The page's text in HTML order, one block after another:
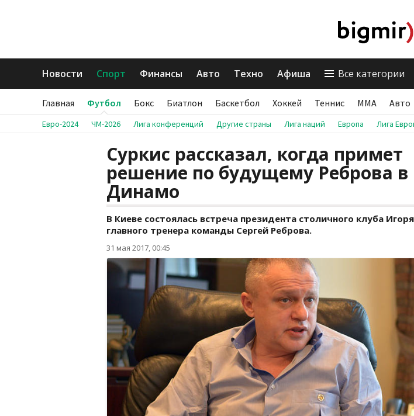
Новости Спорт Финансы Авто Техно Афиша Все категории
Главная Футбол Бокс Биатлон Баскетбол Хоккей Теннис ММА Авто
Евро-2024 ЧМ-2026 Лига конференций Другие страны Лига наций Европа Лига
Суркис рассказал, когда примет
решение по будущему Реброва в
Динамо
В Киеве состоялась встреча президента столичного клуба
главного тренера команды Сергей Реброва.
31 мая 2017, 00:45